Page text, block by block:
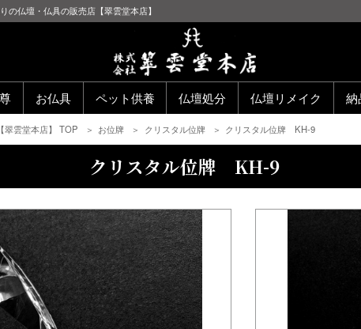
仏壇・仏具の販売店【翠雲堂本店】
お仏具 ペット供養 仏壇処分 仏壇リメイク 納
翠雲堂本店】 TOP お位牌 クリスタル位牌 クリスタル位牌 KH-9
クリスタル位牌 KH-9